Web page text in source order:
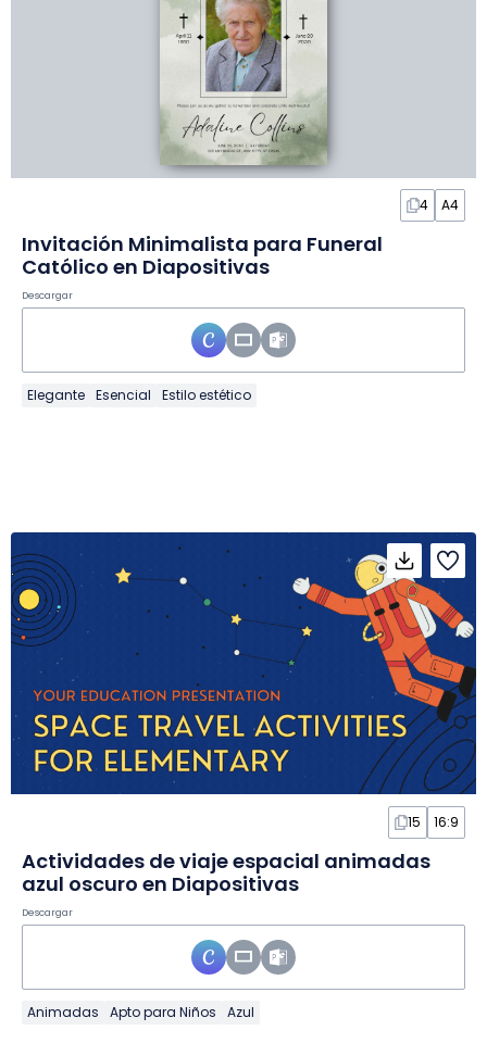
4 A4
Invitación Minimalista para Funeral
Católico en Diapositivas
Descargar
Elegante Esencial Estilo estético
15 16:9
Actividades de viaje espacial animadas
azul oscuro en Diapositivas
Descargar
Animadas Apto para Niños Azul